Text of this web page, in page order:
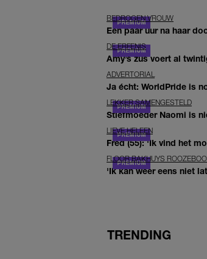
BEDROGEN VROUW
Een paar uur na haar
DE ERFENIS
Amy’s zus voert al
ADVERTORIAL
Ja écht: WorldPride is
LEKKER SAMENGESTELD
Stiefmoeder Naomi is
LIEVE HELEEN
Fred (55): 'Ik vind het
FLOOR BAKHUYS
'Ik kan weer eens niet
TRENDING